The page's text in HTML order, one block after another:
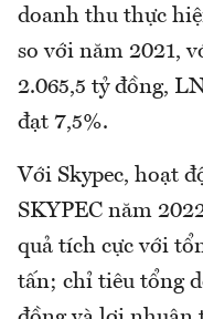
doanh thu thực
so với năm 2021,
2.065,5 tỷ đồng,
đạt 7,5%.
Với Skypec, hoạt
SKYPEC năm
quả tích cực với
tấn; chỉ tiêu tổng